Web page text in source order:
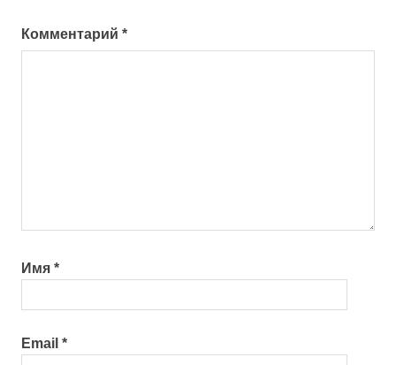
Комментарий *
Имя *
Email *